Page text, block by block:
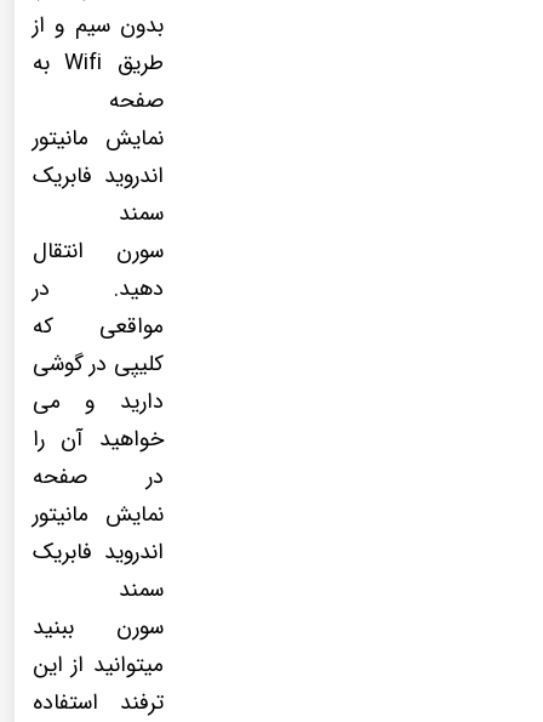
بدون سیم و از
طریق Wifi به
صفحه
نمایش مانیتور
اندروید فابریک
سمند
سورن انتقال
دهید. در
مواقعی که
کلیپی در گوشی
دارید و می
خواهید آن را
در صفحه
نمایش مانیتور
اندروید فابریک
سمند
سورن ببنید
میتوانید از این
ترفند استفاده